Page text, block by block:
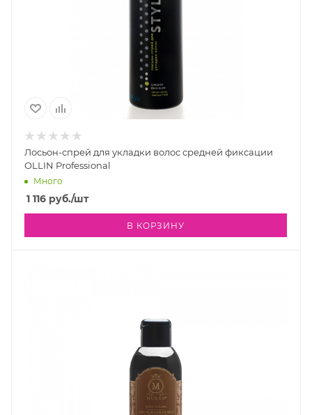
Лосьон-спрей для укладки волос средней фиксации
OLLIN Professional
Много
1 116 руб./шт
В КОРЗИНУ